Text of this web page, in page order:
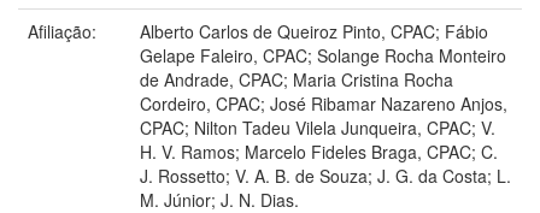
Afiliação:
Alberto Carlos de Queiroz Pinto, CPAC; Fábio
Gelape Faleiro, CPAC; Solange Rocha Monteiro
de Andrade, CPAC; Maria Cristina Rocha
Cordeiro, CPAC; José Ribamar Nazareno Anjos,
CPAC; Nilton Tadeu Vilela Junqueira, CPAC; V.
H. V. Ramos; Marcelo Fideles Braga, CPAC; C.
J. Rossetto; V. A. B. de Souza; J. G. da Costa; L.
M. Júnior; J. N. Dias.